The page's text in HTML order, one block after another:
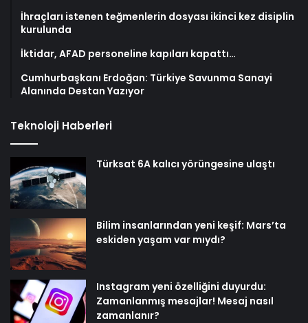
İhraçları istenen teğmenlerin dosyası ikinci kez disiplin
kurulunda
İktidar, AFAD personeline kapıları kapattı…
Cumhurbaşkanı Erdoğan: Türkiye Savunma Sanayi
Alanında Destan Yazıyor
Teknoloji Haberleri
Türksat 6A kalıcı yörüngesine ulaştı
Bilim insanlarından yeni keşif: Mars’ta
eskiden yaşam var mıydı?
Instagram yeni özelliğini duyurdu:
Zamanlanmış mesajlar! Mesaj nasıl
zamanlanır?